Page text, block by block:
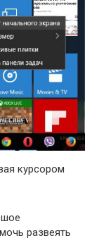
курсором
развеять